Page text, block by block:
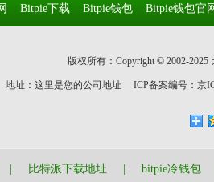
Bitpie下载 Bitpie钱包 Bitpie钱包官
版权所有：Copyright © 2002-
地址：这里是您的公司地址 ICP备案编号： 京
比特派下载地址 bitpie冷钱包